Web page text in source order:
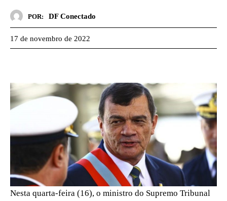
POR: DF Conectado
17 de novembro de 2022
Nesta quarta-feira (16), o ministro do Supremo Tribunal